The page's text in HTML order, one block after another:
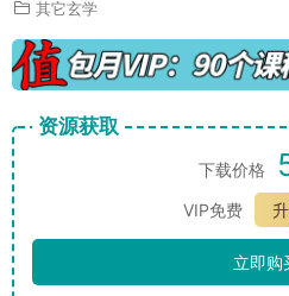
其它玄学
资源获取
下载价格
VIP免费
立即购